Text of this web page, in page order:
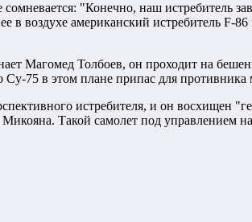
"Конечно, наш истребитель
в воздухе американский истребитель
Магомед Толбоев, он проходит на
Су-75 в этом плане припас для
истребителя, и он восхищен
Такой самолет под управлением